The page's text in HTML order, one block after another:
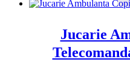
Jucarie